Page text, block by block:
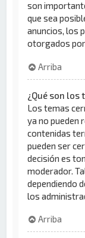
son
que sea
anuncios, los
otorgados
Arriba
¿Qué son los
Los temas
ya no pueden
contenidas
pueden ser
decisión es
moderador.
dependiendo
los
Arriba